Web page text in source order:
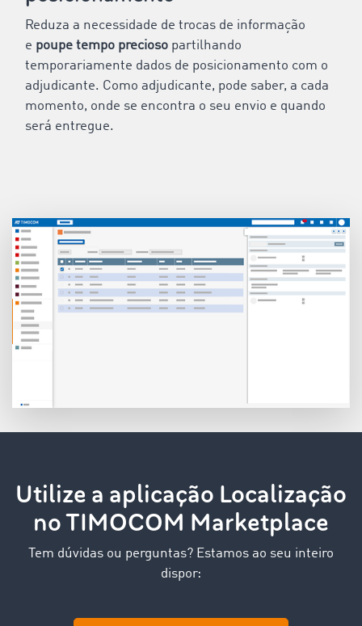
Reduza a necessidade de trocas de informação
e poupe tempo precioso partilhando
temporariamente dados de posicionamento com o
adjudicante. Como adjudicante, pode saber, a cada
momento, onde se encontra o seu envio e quando
será entregue.
Utilize a aplicação Localização
no TIMOCOM Marketplace
Tem dúvidas ou perguntas? Estamos ao seu inteiro
dispor: